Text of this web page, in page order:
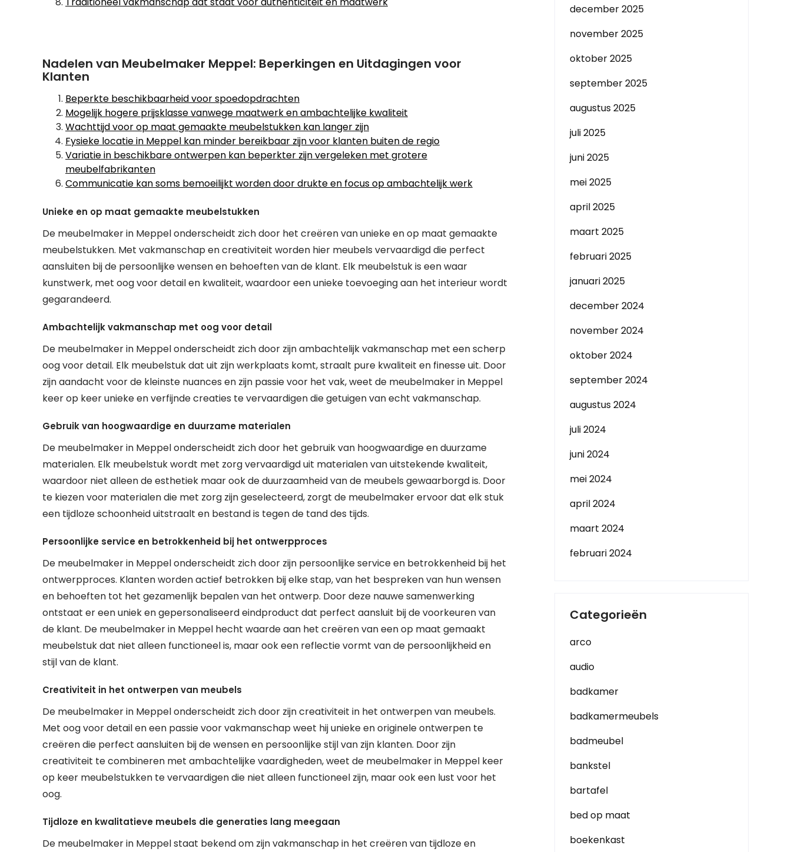
Nadelen van Meubelmaker Meppel: Beperkingen en Uitdagingen voor
Klanten
Beperkte beschikbaarheid voor spoedopdrachten
Mogelijk hogere prijsklasse vanwege maatwerk en ambachtelijke kwaliteit
Wachttijd voor op maat gemaakte meubelstukken kan langer zijn
Fysieke locatie in Meppel kan minder bereikbaar zijn voor klanten buiten de regio
Variatie in beschikbare ontwerpen kan beperkter zijn vergeleken met grotere
meubelfabrikanten
Communicatie kan soms bemoeilijkt worden door drukte en focus op ambachtelijk werk
Unieke en op maat gemaakte meubelstukken
De meubelmaker in Meppel onderscheidt zich door het creëren van unieke en op maat gemaakte
meubelstukken. Met vakmanschap en creativiteit worden hier meubels vervaardigd die perfect
aansluiten bij de persoonlijke wensen en behoeften van de klant. Elk meubelstuk is een waar
kunstwerk, met oog voor detail en kwaliteit, waardoor een unieke toevoeging aan het interieur wordt
gegarandeerd.
Ambachtelijk vakmanschap met oog voor detail
De meubelmaker in Meppel onderscheidt zich door zijn ambachtelijk vakmanschap met een scherp
oog voor detail. Elk meubelstuk dat uit zijn werkplaats komt, straalt pure kwaliteit en finesse uit. Door
zijn aandacht voor de kleinste nuances en zijn passie voor het vak, weet de meubelmaker in Meppel
keer op keer unieke en verfijnde creaties te vervaardigen die getuigen van echt vakmanschap.
Gebruik van hoogwaardige en duurzame materialen
De meubelmaker in Meppel onderscheidt zich door het gebruik van hoogwaardige en duurzame
materialen. Elk meubelstuk wordt met zorg vervaardigd uit materialen van uitstekende kwaliteit,
waardoor niet alleen de esthetiek maar ook de duurzaamheid van de meubels gewaarborgd is. Door
te kiezen voor materialen die met zorg zijn geselecteerd, zorgt de meubelmaker ervoor dat elk stuk
een tijdloze schoonheid uitstraalt en bestand is tegen de tand des tijds.
Persoonlijke service en betrokkenheid bij het ontwerpproces
De meubelmaker in Meppel onderscheidt zich door zijn persoonlijke service en betrokkenheid bij het
ontwerpproces. Klanten worden actief betrokken bij elke stap, van het bespreken van hun wensen
en behoeften tot het gezamenlijk bepalen van het ontwerp. Door deze nauwe samenwerking
ontstaat er een uniek en gepersonaliseerd eindproduct dat perfect aansluit bij de voorkeuren van
de klant. De meubelmaker in Meppel hecht waarde aan het creëren van een op maat gemaakt
meubelstuk dat niet alleen functioneel is, maar ook een reflectie vormt van de persoonlijkheid en
stijl van de klant.
Creativiteit in het ontwerpen van meubels
De meubelmaker in Meppel onderscheidt zich door zijn creativiteit in het ontwerpen van meubels.
Met oog voor detail en een passie voor vakmanschap weet hij unieke en originele ontwerpen te
creëren die perfect aansluiten bij de wensen en persoonlijke stijl van zijn klanten. Door zijn
creativiteit te combineren met ambachtelijke vaardigheden, weet de meubelmaker in Meppel keer
op keer meubelstukken te vervaardigen die niet alleen functioneel zijn, maar ook een lust voor het
oog.
Tijdloze en kwalitatieve meubels die generaties lang meegaan
De meubelmaker in Meppel staat bekend om zijn vakmanschap in het creëren van tijdloze en
december 2025
november 2025
oktober 2025
september 2025
augustus 2025
juli 2025
juni 2025
mei 2025
april 2025
maart 2025
februari 2025
januari 2025
december 2024
november 2024
oktober 2024
september 2024
augustus 2024
juli 2024
juni 2024
mei 2024
april 2024
maart 2024
februari 2024
Categorieën
arco
audio
badkamer
badkamermeubels
badmeubel
bankstel
bartafel
bed op maat
boekenkast